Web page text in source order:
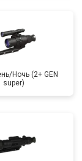
Ночь (2+ GEN
super)